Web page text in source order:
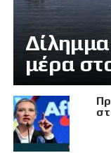
μέρα